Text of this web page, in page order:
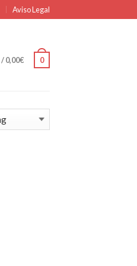
Aviso Legal
/0,00€ 0